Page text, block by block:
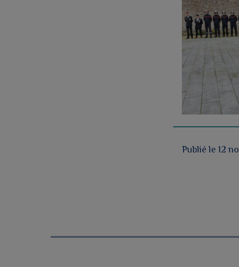
Publié le 12